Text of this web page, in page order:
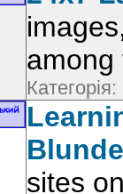
among
Категорія:
sites